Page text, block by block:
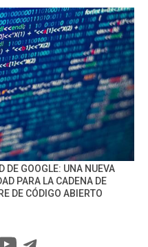
DE GOOGLE: UNA NUEVA
PARA LA CADENA DE
DE CÓDIGO ABIERTO